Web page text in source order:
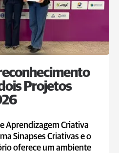
Projetos
Aprendizagem Criativa
Sinapses Criativas e o
oferece um ambiente